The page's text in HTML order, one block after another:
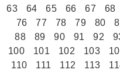
63
64 65 66 67 68
76
77 78 79 80
88
89 90 91 92
100
101 102 103
110
111 112 113